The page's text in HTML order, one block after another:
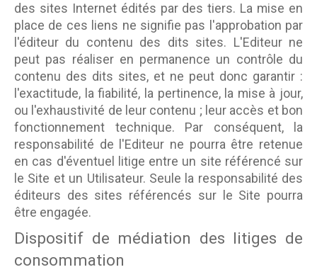
des sites Internet édités par des tiers. La mise en
place de ces liens ne signifie pas l'approbation par
l'éditeur du contenu des dits sites. L'Editeur ne
peut pas réaliser en permanence un contrôle du
contenu des dits sites, et ne peut donc garantir :
l'exactitude, la fiabilité, la pertinence, la mise à jour,
ou l'exhaustivité de leur contenu ; leur accès et bon
fonctionnement technique. Par conséquent, la
responsabilité de l'Editeur ne pourra être retenue
en cas d'éventuel litige entre un site référencé sur
le Site et un Utilisateur. Seule la responsabilité des
éditeurs des sites référencés sur le Site pourra
être engagée.
Dispositif de médiation des litiges de
consommation